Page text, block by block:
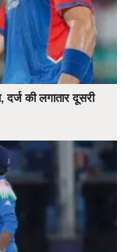
की लगातार दूसरी